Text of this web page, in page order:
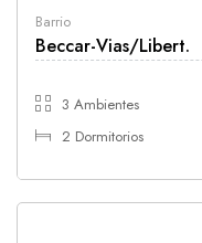
Barrio
Beccar-Vias/Libert.
3 Ambientes
2 Dormitorios